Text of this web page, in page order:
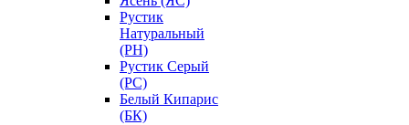
Рустик
Натуральный
(РН)
Рустик Серый
(РС)
Белый Кипарис
(БК)